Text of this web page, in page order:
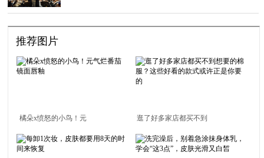
推荐图片
橘朵x愤怒的小鸟！元
气烂番茄镜面唇釉
逛了好多家店都买不到
想要的棉服？这些好看
的款式或许正是你要的